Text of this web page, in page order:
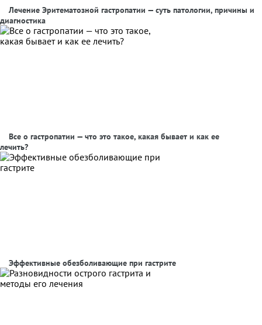
Лечение Эритематозной гастропатии — суть патологии, причины и
диагностика
Все о гастропатии — что это такое, какая бывает и как ее
лечить?
Эффективные обезболивающие при гастрите